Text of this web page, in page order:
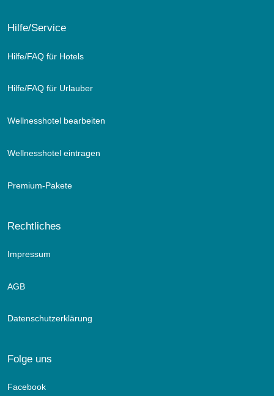
ca. 36 qm & ca. 10 qm Balkon
Design-Akzenten wird der Raum zum Rückzugsort.
Hilfe/Service
Hilfe/FAQ für Hotels
Hilfe/FAQ für Urlauber
Wellnesshotel bearbeiten
Wellnesshotel eintragen
Premium-Pakete
Rechtliches
Impressum
AGB
Datenschutzerklärung
Folge uns
Facebook